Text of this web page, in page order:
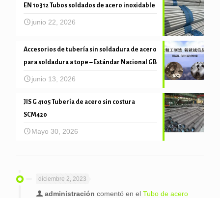
EN 10312 Tubos soldados de acero inoxidable
junio 22, 2026
Accesorios de tubería sin soldadura de acero
para soldadura a tope – Estándar Nacional GB
junio 13, 2026
JIS G 4105 Tubería de acero sin costura
SCM420
Mayo 30, 2026
diciembre 2, 2023
administración comentó en el Tubo de acero